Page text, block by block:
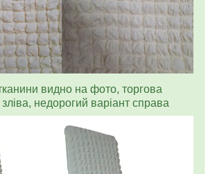
видно на фото, торгова
недорогий варіант справа